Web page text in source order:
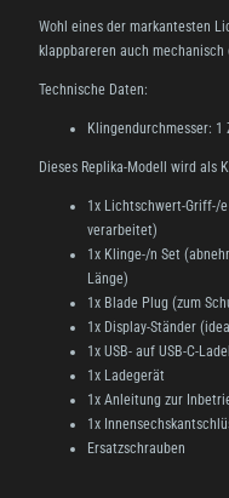
Wohl eines der markantesten
klappbareren auch mechanisch
Technische Daten:
Klingendurchmesser: 1
Dieses Replika-Modell wird als
1x Lichtschwert-Griff-/
verarbeitet)
1x Klinge-/n Set
Länge)
1x Blade Plug (zum
1x Display-Ständer
1x USB- auf USB-C-
1x Ladegerät
1x Anleitung zur
1x
Ersatzschrauben